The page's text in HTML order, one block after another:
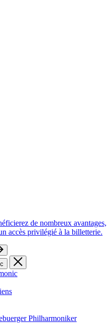
de nombreux avantages,
accès privilégié à la billetterie.
Philharmoniker